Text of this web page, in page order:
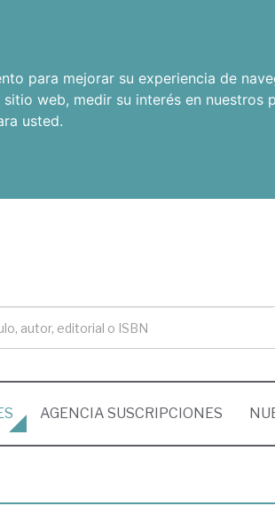
para mejorar su experiencia de
sitio web, medir su interés en nuestros
usted.
AGENCIA SUSCRIPCIONES